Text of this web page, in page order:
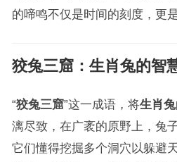
的啼鸣不仅是时间的刻度，更
狡兔三窟： 生肖兔的智
“狡兔三窟”这一成语，将生肖兔
漓尽致，在广袤的原野上，兔
它们懂得挖掘多个洞穴以躲避